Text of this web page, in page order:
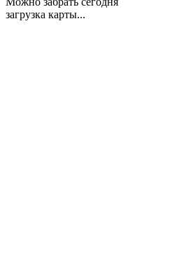
загрузка карты...